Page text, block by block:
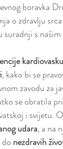
boravka
o zdravlju
s
, kako bi se
zavodu za
se obratila
i svijetu.
udara, a na
nezdravih